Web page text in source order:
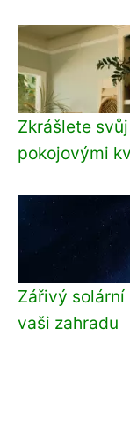
Zkrášlete
pokojovými
Zářivý
vaši zahradu